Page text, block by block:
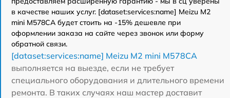
в качестве наших услуг. [dataset:services:name] Meizu M2
mini M578CA будет стоить на -15% дешевле при
оформлении заказа на сайте через звонок или форму
обратной связи.
[dataset:services:name] Meizu M2 mini M578CA
выполняется на выезде, если не требует
специального оборудования и длительного времени
ремонта. В таких случаях наш мастер доставит